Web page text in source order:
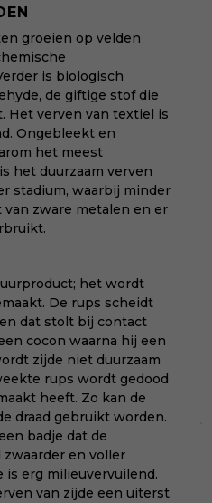
groeien op velden
is biologisch
de giftige stof die
Het verven van textiel is
Ongebleekt en
het meest
het duurzaam verven
stadium, waarbij minder
zware metalen en er
het wordt
De rups scheidt
dat stolt bij contact
cocon waarna hij een
zijde niet duurzaam
rups wordt gedood
heeft. Zo kan de
draad gebruikt worden.
badje dat de
zwaarder en voller
is erg milieuvervuilend.
van zijde een uiterst